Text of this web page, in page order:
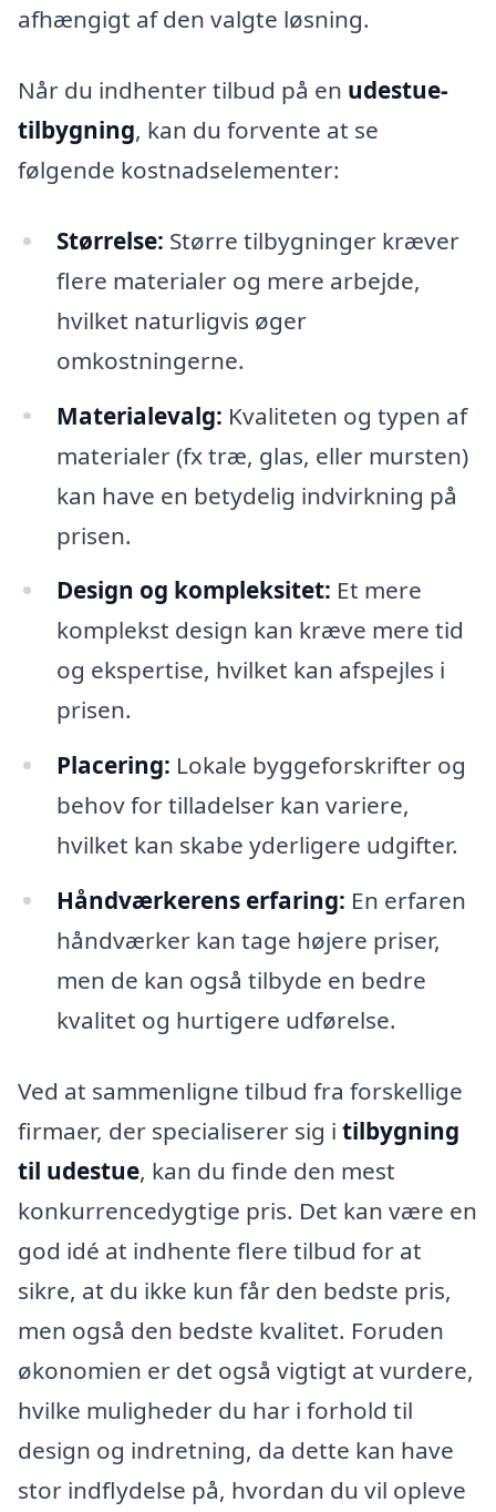
afhængigt af den valgte løsning.
Når du indhenter tilbud på en udestue-
tilbygning, kan du forvente at se
følgende kostnadselementer:
Størrelse: Større tilbygninger kræver
flere materialer og mere arbejde,
hvilket naturligvis øger
omkostningerne.
Materialevalg: Kvaliteten og typen af
materialer (fx træ, glas, eller mursten)
kan have en betydelig indvirkning på
prisen.
Design og kompleksitet: Et mere
komplekst design kan kræve mere tid
og ekspertise, hvilket kan afspejles i
prisen.
Placering: Lokale byggeforskrifter og
behov for tilladelser kan variere,
hvilket kan skabe yderligere udgifter.
Håndværkerens erfaring: En erfaren
håndværker kan tage højere priser,
men de kan også tilbyde en bedre
kvalitet og hurtigere udførelse.
Ved at sammenligne tilbud fra forskellige
firmaer, der specialiserer sig i tilbygning
til udestue, kan du finde den mest
konkurrencedygtige pris. Det kan være en
god idé at indhente flere tilbud for at
sikre, at du ikke kun får den bedste pris,
men også den bedste kvalitet. Foruden
økonomien er det også vigtigt at vurdere,
hvilke muligheder du har i forhold til
design og indretning, da dette kan have
stor indflydelse på, hvordan du vil opleve